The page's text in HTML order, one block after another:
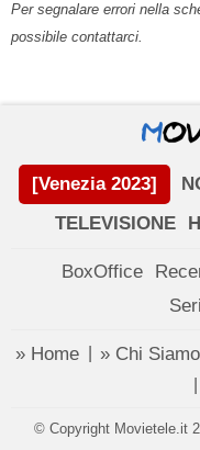
Per segnalare errori nella
possibile contattarci.
[Venezia 2023]
TELEVISIONE
BoxOffice
» Home » Chi Siamo
© Copyright Movietele.it